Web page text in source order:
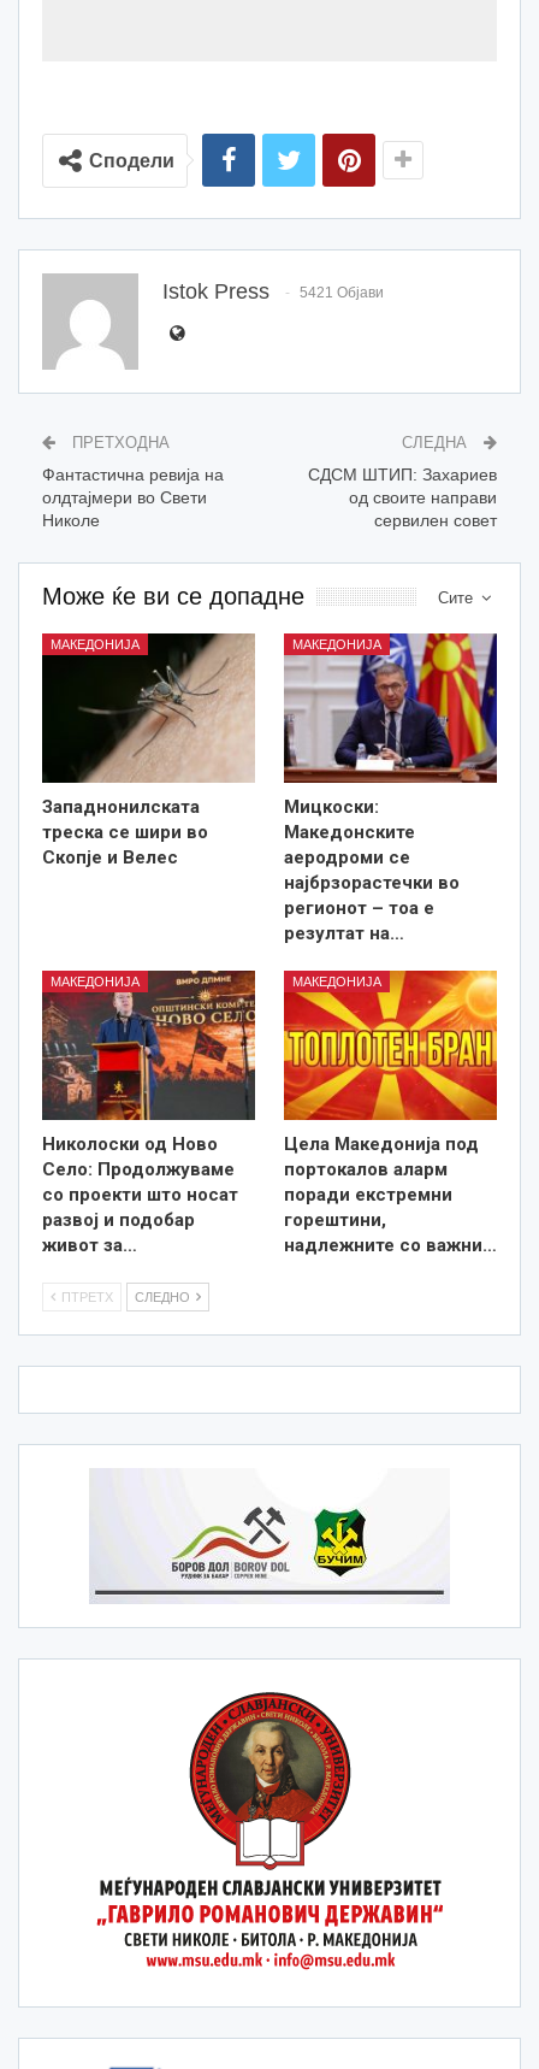
Сподели
Istok Press 5421 Објави
ПРЕТХОДНА
Фантастична ревија на
олдтајмери во Свети
Николе
СЛЕДНА
СДСМ ШТИП: Захариев
од своите направи
сервилен совет
Сите
Може ќе ви се допадне
МАКЕДОНИЈА
Западнонилската
треска се шири во
Скопје и Велес
МАКЕДОНИЈА
Мицкоски:
Македонските
аеродроми се
најбрзорастечки во
регионот – тоа е
резултат на…
МАКЕДОНИЈА
Николоски од Ново
Село: Продолжуваме
со проекти што носат
развој и подобар
живот за…
МАКЕДОНИЈА
Цела Македонија под
портокалов аларм
поради екстремни
горештини,
надлежните со важни…
ПТРЕТХ СЛЕДНО